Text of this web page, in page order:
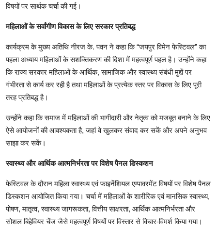
विषयों पर सार्थक चर्चा की गई।
महिलाओं के सर्वांगीण विकास के लिए सरकार प्रतिबद्ध
कार्यक्रम के मुख्य अतिथि नीरज के. पवन ने कहा कि “जयपुर विमेन फेस्टिवल” का
पहला अध्याय महिलाओं के सशक्तिकरण की दिशा में महत्वपूर्ण पहल है। उन्होंने कहा
कि राज्य सरकार महिलाओं के आर्थिक, सामाजिक और स्वास्थ्य संबंधी मुद्दों पर
गंभीरता से कार्य कर रही है तथा महिलाओं के प्रत्येक स्तर पर विकास के लिए पूरी
तरह प्रतिबद्ध है।
उन्होंने कहा कि समाज में महिलाओं की भागीदारी और नेतृत्व को मजबूत बनाने के लिए
ऐसे आयोजनों की आवश्यकता है, जहां वे खुलकर संवाद कर सकें और अपने अनुभव
साझा कर सकें।
स्वास्थ्य और आर्थिक आत्मनिर्भरता पर विशेष पैनल डिस्कशन
फेस्टिवल के दौरान महिला स्वास्थ्य एवं फाइनेंशियल एम्पावरमेंट विषयों पर विशेष पैनल
डिस्कशन आयोजित किया गया। चर्चा में महिलाओं के शारीरिक एवं मानसिक स्वास्थ्य,
पोषण, मातृत्व, स्वास्थ्य जागरूकता, वित्तीय साक्षरता, आर्थिक आत्मनिर्भरता और
सोशल बिहेवियर चेंज जैसे महत्वपूर्ण विषयों पर विस्तार से विचार-विमर्श किया गया।